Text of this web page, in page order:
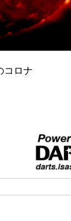
コロナ